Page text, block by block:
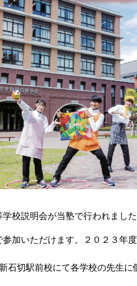
校説明会が当塾で行われました
参加いただけます。２０２３
切駅前校にて各学校の先生に